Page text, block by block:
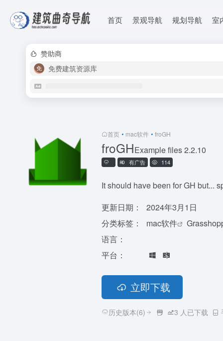
首页 景观导航 规划导航 室
赞助商
免费建筑资源库
首页 • mac软件 • froGH
froGHExample files 2.2.10
有广告 114
It should have been for GH but...
更新日期：
2024年3月1日
分类标签：
mac软件
语言：
平台：
立即下载
历史版本(6) 3 人已下载